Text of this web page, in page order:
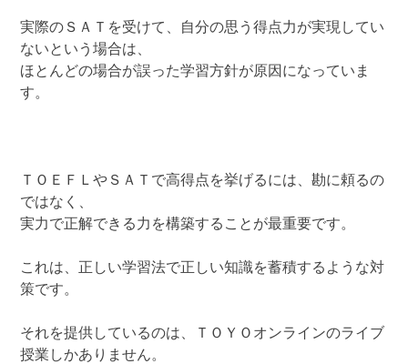
実際のＳＡＴを受けて、自分の思う得点力が実現してい
ないという場合は、
ほとんどの場合が誤った学習方針が原因になっていま
す。
ＴＯＥＦＬやＳＡＴで高得点を挙げるには、勘に頼るの
ではなく、
実力で正解できる力を構築することが最重要です。
これは、正しい学習法で正しい知識を蓄積するような対
策です。
それを提供しているのは、ＴＯＹＯオンラインのライブ
授業しかありません。